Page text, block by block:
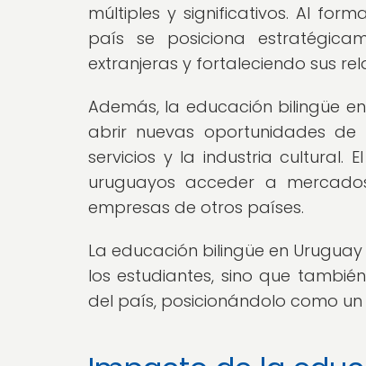
múltiples y significativos. Al
país se posiciona
extranjeras y fortaleciendo sus
Además, la educación bilingüe
abrir nuevas oportunidades
servicios y la industria cultural.
uruguayos acceder a
empresas de otros países.
La educación bilingüe en
los estudiantes, sino que
del país, posicionándolo como